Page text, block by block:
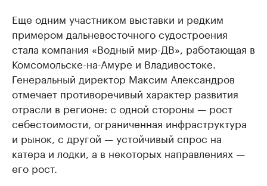
Еще одним участником выставки и редким
примером дальневосточного судостроения
стала компания «Водный мир-ДВ», работающая в
Комсомольске-на-Амуре и Владивостоке.
Генеральный директор Максим Александров
отмечает противоречивый характер развития
отрасли в регионе: с одной стороны — рост
себестоимости, ограниченная инфраструктура
и рынок, с другой — устойчивый спрос на
катера и лодки, а в некоторых направлениях —
его рост.